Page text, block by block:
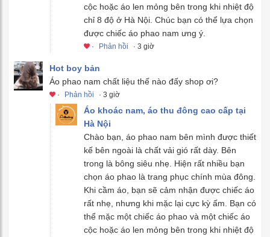
cộc hoặc áo len mỏng bên trong khi nhiệt độ
chỉ 8 độ ở Hà Nội. Chúc bạn có thể lựa chọn
được chiếc áo phao nam ưng ý.
· Phản hồi · 3 giờ
Hot boy bản
Áo phao nam chất liệu thế nào đấy shop ơi?
· Phản hồi · 3 giờ
Áo khoác nam, áo thu đông cao cấp tại
Hà Nội
Chào bạn, áo phao nam bên mình được thiết
kế bên ngoài là chất vải gió rất dày. Bên
trong là bông siêu nhẹ. Hiện rất nhiều bạn
chọn áo phao là trang phục chính mùa đông.
Khi cầm áo, bạn sẽ cảm nhận được chiếc áo
rất nhẹ, nhưng khi mặc lại cực kỳ ấm. Bạn có
thể mặc một chiếc áo phao và một chiếc áo
cộc hoặc áo len mỏng bên trong khi nhiệt độ